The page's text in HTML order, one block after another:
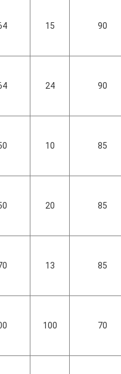
15 90
24 90
10 85
20 85
13 85
100 70